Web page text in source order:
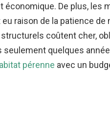
économique. De plus, les
raison de la patience de
coûtent cher,
seulement quelques
pérenne avec un